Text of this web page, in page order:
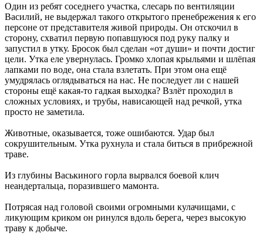
Один из ребят соседнего участка, слесарь по вентиляции
Василий, не выдержал такого открытого пренебрежения к его
персоне от представителя живой природы. Он отскочил в
сторону, схватил первую попавшуюся под руку палку и
запустил в утку. Бросок был сделан «от души» и почти достиг
цели. Утка еле увернулась. Громко хлопая крыльями и шлёпая
лапками по воде, она стала взлетать. При этом она ещё
умудрялась оглядываться на нас. Не последует ли с нашей
стороны ещё какая-то гадкая выходка? Взлёт проходил в
сложных условиях, и трубы, нависающей над речкой, утка
просто не заметила.
Животные, оказывается, тоже ошибаются. Удар был
сокрушительным. Утка рухнула и стала биться в прибрежной
траве.
Из глубины Васькиного горла вырвался боевой клич
неандертальца, поразившего мамонта.
Потрясая над головой своими огромными кулачищами, с
ликующим криком он ринулся вдоль берега, через высокую
траву к добыче.